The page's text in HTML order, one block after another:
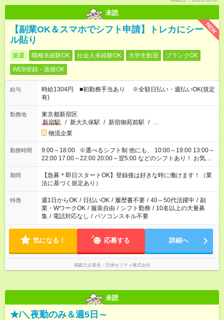
未読
NEW
【副業OK＆スマホでシフト申請】トレカにシー
ル貼り
派遣 職種未経験OK 社会人未経験OK 大学生歓迎
ブランクOK
WEB登録・面接OK
給与
時給1304円 ■初勤務手当あり ※全額日払い・週払いOK(規定
有)
勤務地
東京都新宿区
新宿駅
/ 新大久保駅 / 新宿御苑前駅 / …
物流企業
勤務時間
9:00～18:00 ※選べるシフト制 他にも、 10:00～19:00 13:00～
22:00 17:00～22:00 20:00～翌5:00 などのシフトあり！ お気軽
にご相談ください！
期間
【急募＊即日スタートOK】登録後は好きな時に働けます！（業
法に基づく規定あり）
特徴 週1日からOK / 日払いOK / 履歴書不要 / 40～50代活躍中 / 副
業・WワークOK / 服装自由 / シフト勤務 / 10名以上の大量募
集 / 電話対応なし / パソコンスキル不要
気になる！ 応募する 詳細へ
掲載元企業名 日伸セフティ株式会社
未読
★/＼夜勤のみ＆週5日～